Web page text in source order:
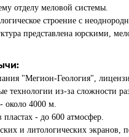
отделу меловой системы.
строение с
представлена юрскими,
"Мегион-Геология",
технологии из-за сложности
около 4000 м.
пластах - до 600 атмосфер.
и литологических экранов,